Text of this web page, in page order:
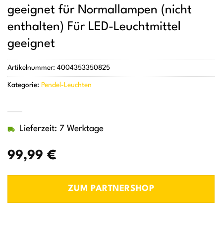
geeignet für Normallampen (nicht
enthalten) Für LED-Leuchtmittel
geeignet
99,99 €
Lieferzeit: 7 Werktage
ZUM PARTNERSHOP
Artikelnummer: 4004353350825
Kategorie: Pendel-Leuchten